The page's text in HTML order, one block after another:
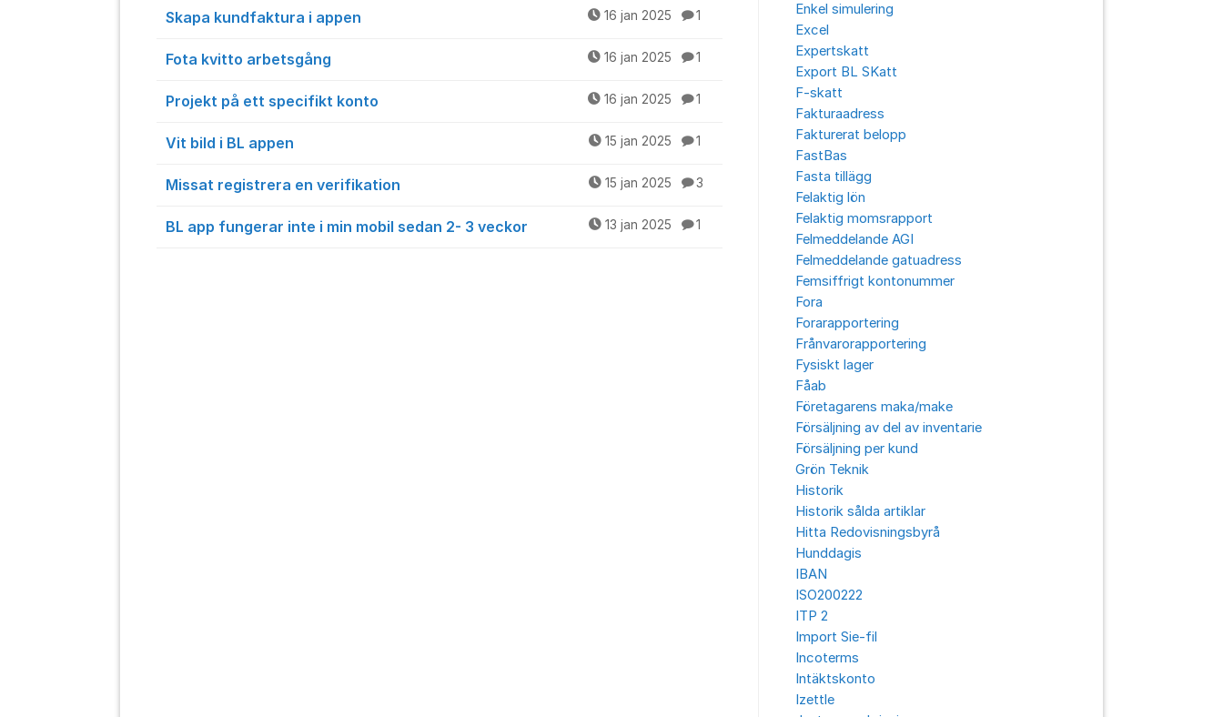
Skapa kundfaktura i appen 16 jan 2025 1
Fota kvitto arbetsgång 16 jan 2025 1
Projekt på ett specifikt konto 16 jan 2025 1
Vit bild i BL appen 15 jan 2025 1
Missat registrera en verifikation 15 jan 2025 3
BL app fungerar inte i min mobil sedan 2- 3 veckor 13 jan 2025 1
Enkel simulering
Excel
Expertskatt
Export BL SKatt
F-skatt
Fakturaadress
Fakturerat belopp
FastBas
Fasta tillägg
Felaktig lön
Felaktig momsrapport
Felmeddelande AGI
Felmeddelande gatuadress
Femsiffrigt kontonummer
Fora
Forarapportering
Frånvarorapportering
Fysiskt lager
Fåab
Företagarens maka/make
Försäljning av del av inventarie
Försäljning per kund
Grön Teknik
Historik
Historik sålda artiklar
Hitta Redovisningsbyrå
Hunddagis
IBAN
ISO200222
ITP 2
Import Sie-fil
Incoterms
Intäktskonto
Izettle